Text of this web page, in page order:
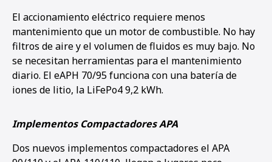
El accionamiento eléctrico requiere menos
mantenimiento que un motor de combustible. No hay
filtros de aire y el volumen de fluidos es muy bajo. No
se necesitan herramientas para el mantenimiento
diario. El eAPH 70/95 funciona con una batería de
iones de litio, la LiFePo4 9,2 kWh.
Implementos Compactadores APA
Dos nuevos implementos compactadores el APA